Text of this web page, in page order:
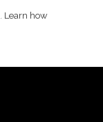
Learn how